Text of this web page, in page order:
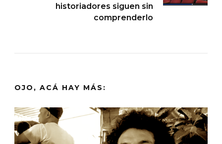
historiadores siguen sin
comprenderlo
OJO, ACÁ HAY MÁS: